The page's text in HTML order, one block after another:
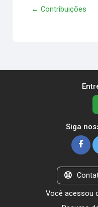
← Contribuições
Siga
Você acessou